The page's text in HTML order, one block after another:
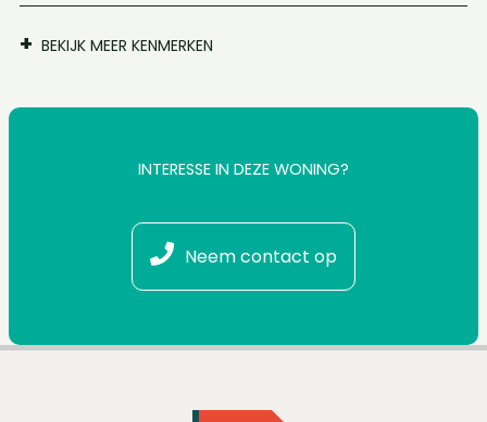
BEKIJK MEER KENMERKEN
INTERESSE IN DEZE WONING?
Neem contact op